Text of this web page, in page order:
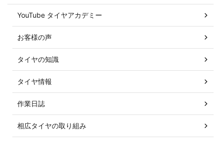
YouTube タイヤアカデミー
お客様の声
タイヤの知識
タイヤ情報
作業日誌
相広タイヤの取り組み